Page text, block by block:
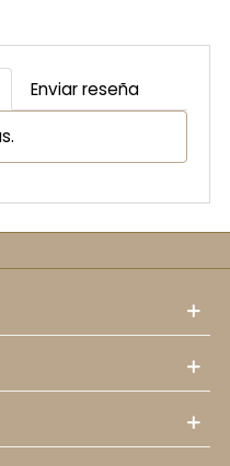
Enviar reseña